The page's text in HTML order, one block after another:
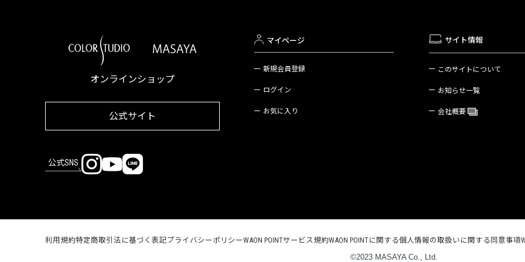
オンラインショップ
公式サイト
公式SNS
マイページ
新規会員登録
ログイン
お気に入り
サイト情報
このサイトについて
お知らせ一覧
会社概要
利用規約特定商取引法に基づく表記プライバシーポリシーWAON POINTサービス規約WAON POINTに関する個人情報の取扱いに関する同意事項
©2023 MASAYA Co., Ltd.